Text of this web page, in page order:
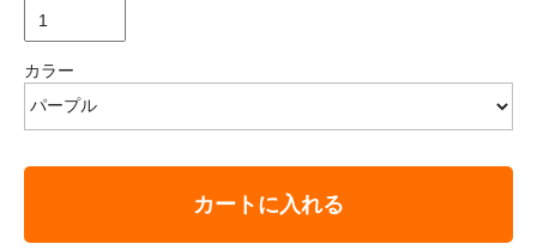
カラー
カートに入れる